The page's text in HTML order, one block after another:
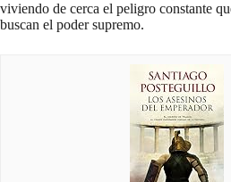
viviendo de cerca el peligro constante
buscan el poder supremo.